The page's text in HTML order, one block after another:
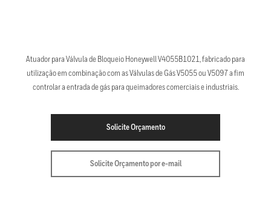
Atuador para Válvula de Bloqueio Honeywell V4055B1021, fabricado para
utilização em combinação com as Válvulas de Gás V5055 ou V5097 a fim
controlar a entrada de gás para queimadores comerciais e industriais.
Solicite Orçamento
Solicite Orçamento por e-mail